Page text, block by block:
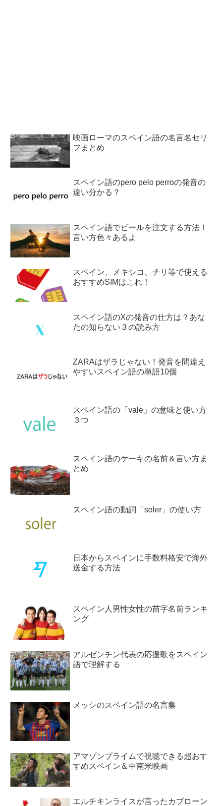
映画ローマのスペイン語の名言名セリ
フまとめ
スペイン語のpero pelo perroの発音の
違い分かる？
スペイン語でビールを注文する方法！
言い方色々あるよ
スペイン、メキシコ、チリ等で使える
おすすめSIMはこれ！
スペイン語のXの発音の仕方は？あな
たの知らない３の読み方
ZARAはザラじゃない！発音を間違え
やすいスペイン語の単語10個
スペイン語の「vale」の意味と使い方
３つ
スペイン語のケーキの名前＆言い方ま
とめ
スペイン語の動詞「soler」の使い方
日本からスペインに手数料格安で海外
送金する方法
スペイン人男性女性の苗字名前ランキ
ング
アルゼンチン代表の応援歌をスペイン
語で理解する
メッシのスペイン語の名言集
アマゾンプライムで視聴できる超おす
すめスペイン＆中南米映画
エルチキンライスが言ったカブローン